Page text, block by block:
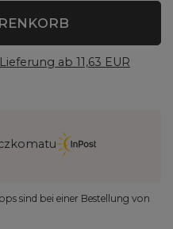
ab 11,63 EUR
sind bei einer Bestellung von